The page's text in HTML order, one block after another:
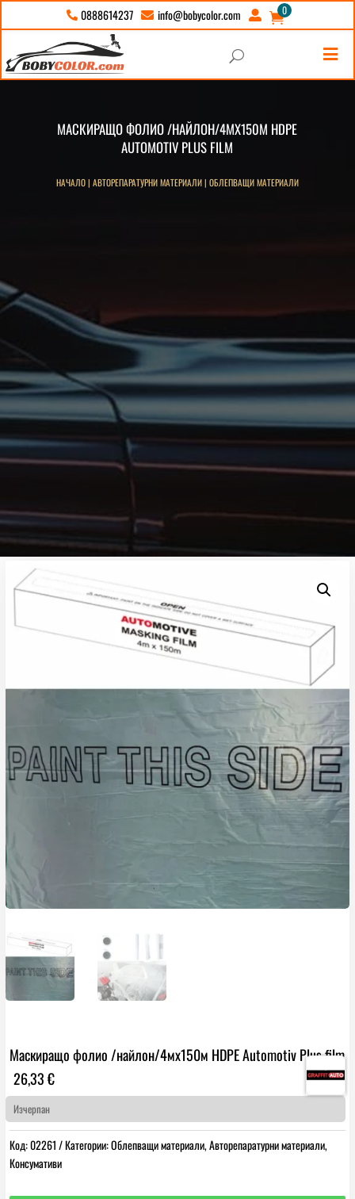
 0888614237  info@bobycolor.com  
0

U
МАСКИРАЩО ФОЛИО /НАЙЛОН/4МХ150М HDPE
AUTOMOTIV PLUS FILM
НАЧАЛО| АВТОРЕПАРАТУРНИ МАТЕРИАЛИ| ОБЛЕПВАЩИ МАТЕРИАЛИ
Маскиращо фолио /найлон/4мх150м HDPE Automotiv Plus film
26,33€
Изчерпан
Код:02261 Категории:Облепващи материали,Авторепаратурни материали,
Консумативи